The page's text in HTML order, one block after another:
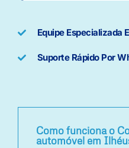
Equipe Especializada
Suporte Rápido Por
Como funciona o
automóvel em